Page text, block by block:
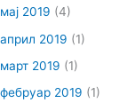
мај 2019 (4)
април 2019 (1)
март 2019 (1)
фебруар 2019 (1)